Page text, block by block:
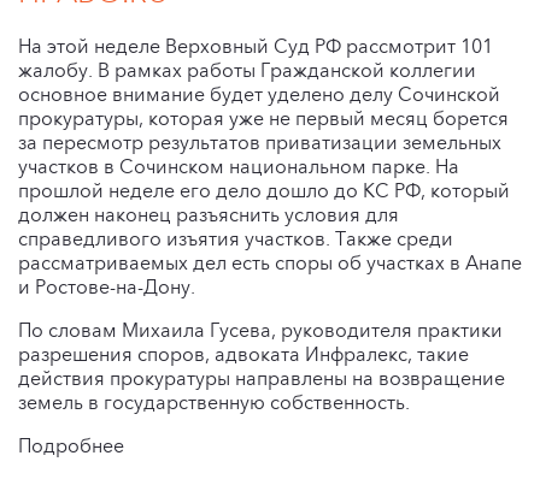
На этой неделе Верховный Суд РФ рассмотрит 101
жалобу. В рамках работы Гражданской коллегии
основное внимание будет уделено делу Сочинской
прокуратуры, которая уже не первый месяц борется
за пересмотр результатов приватизации земельных
участков в Сочинском национальном парке. На
прошлой неделе его дело дошло до КС РФ, который
должен наконец разъяснить условия для
справедливого изъятия участков. Также среди
рассматриваемых дел есть споры об участках в Анапе
и Ростове-на-Дону.
По словам Михаила Гусева, руководителя практики
разрешения споров, адвоката Инфралекс, такие
действия прокуратуры направлены на возвращение
земель в государственную собственность.
Подробнее